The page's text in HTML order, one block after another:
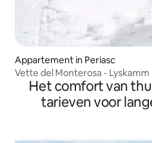
Appartement in Periasc
Vette del Monterosa - Lyskamm
Het comfort van
tarieven voor